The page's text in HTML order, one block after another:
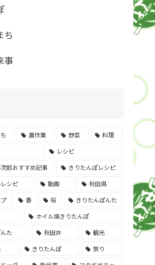
ち
事
農作業 野菜
料理
レシピ
郎おすすめ記事
きりたんぽレシピ
シピ
動画
秋田県
春 桜
きりたんぽんた
ホイル焼きりたんぽ
た
秋田弁
観光
きりたんぽ
祭り